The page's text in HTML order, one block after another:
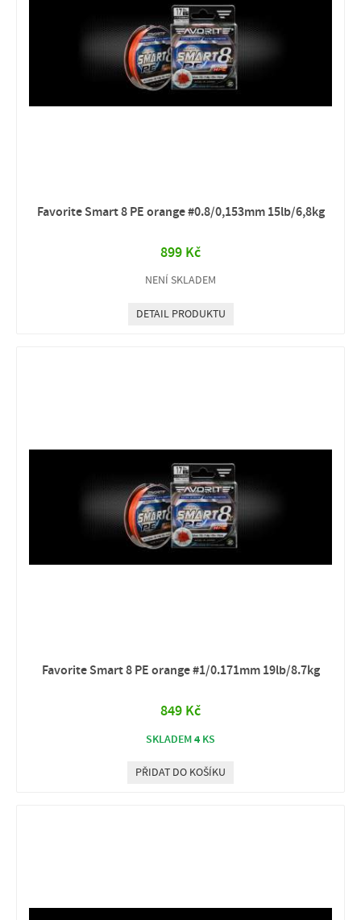
Favorite Smart 8 PE orange #0.8/0,153mm 15lb/6,8kg
899 Kč
NENÍ SKLADEM
DETAIL PRODUKTU
Favorite Smart 8 PE orange #1/0.171mm 19lb/8.7kg
849 Kč
SKLADEM4 KS
PŘIDAT DO KOŠÍKU